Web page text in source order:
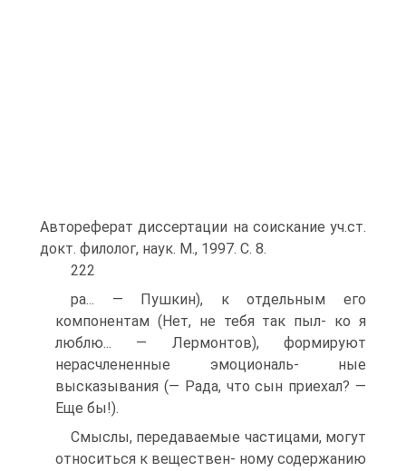
Автореферат диссертации на соискание уч.ст.
докт. филолог, наук. М., 1997. С. 8.
222
ра... — Пушкин), к отдельным его
компонентам (Нет, не тебя так пыл- ко я
люблю... — Лермонтов), формируют
нерасчлененные эмоциональ- ные
высказывания (— Рада, что сын приехал? —
Еще бы!).
Смыслы, передаваемые частицами, могут
относиться к веществен- ному содержанию